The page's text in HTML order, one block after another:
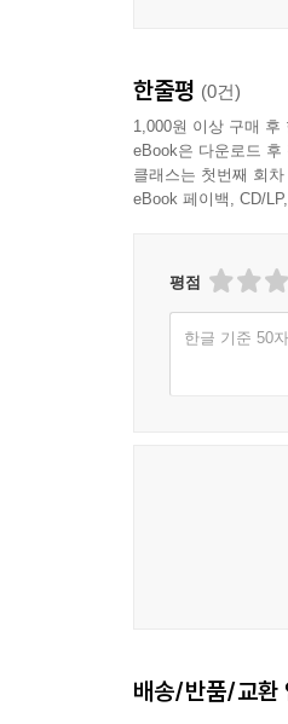
제2부 교감_201
범례 및 비교본 소
교정자 : 김천학·
간행후기_343
한줄평 (0건)
1,000원 이상 구매 후
eBook은 다운로드
클래스는 첫번째 회
eBook 페이백, CD/
평점
한글 기준 50
배송/반품/교환